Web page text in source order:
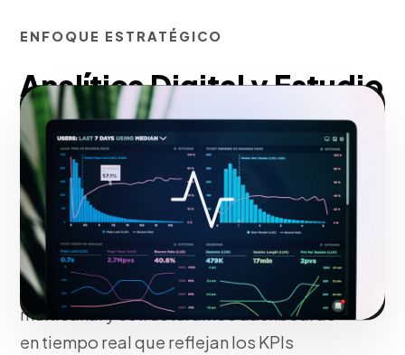
ENFOQUE ESTRATÉGICO
Analítica Digital y Estudio
de Datos
Implementamos configuraciones
complejas en Google Analytics 4, Tag
Manager y Looker Studio. Mapeamos
eventos de conversión personalizados,
solucionamos problemas de atribución
multicanal y estructuramos dashboards
en tiempo real que reflejan los KPIs